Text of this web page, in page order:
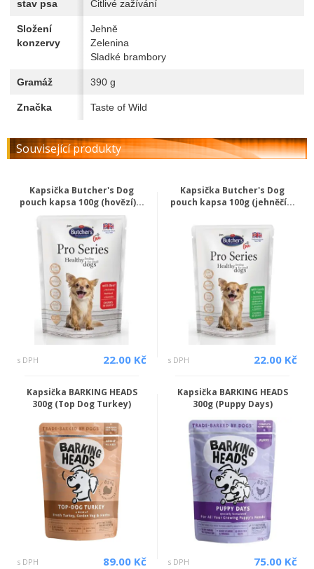
stav psa Citlivé zažívání
Složení
konzervy
Jehně
Zelenina
Sladké brambory
Gramáž 390 g
Značka Taste of Wild
Související produkty
Kapsička Butcher's Dog
pouch kapsa 100g (hovězí)...
s DPH 22.00 Kč
Kapsička Butcher's Dog
pouch kapsa 100g (jehněčí...
s DPH 22.00 Kč
Kapsička BARKING HEADS
300g (Top Dog Turkey)
s DPH 89.00 Kč
Kapsička BARKING HEADS
300g (Puppy Days)
s DPH 75.00 Kč